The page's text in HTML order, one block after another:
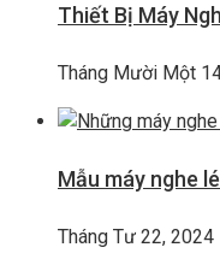
Thiết Bị Máy
Tháng Mười Một
Mẫu máy nghe
Tháng Tư 22, 2024